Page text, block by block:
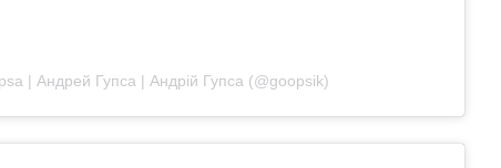
| Андрей Гупса | Андрій Гупса (@goopsik)